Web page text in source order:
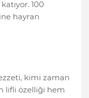
100
hayran
kimi zaman
lifli özelliği hem